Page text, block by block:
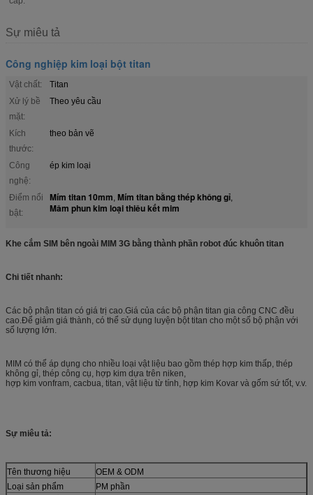
Sự miêu tả
Công nghiệp kim loại bột titan
Vật chất:
Titan
Xử lý bề
mặt:
Theo yêu cầu
Kích
thước:
theo bản vẽ
Công
nghệ:
ép kim loại
Điểm nổi
bật:
Mím titan 10mm, Mím titan bằng thép không gỉ,
Mâm phun kim loại thiêu kết mim
Khe cắm SIM bên ngoài MIM 3G bằng thành phần robot đúc khuôn titan
Chi tiết nhanh:
Các bộ phận titan có giá trị cao.Giá của các bộ phận titan gia công CNC đều
cao.Để giảm giá thành, có thể sử dụng luyện bột titan cho một số bộ phận với
số lượng lớn.
MIM có thể áp dụng cho nhiều loại vật liệu bao gồm thép hợp kim thấp, thép
không gỉ, thép công cụ, hợp kim dựa trên niken,
hợp kim vonfram, cacbua, titan, vật liệu từ tính, hợp kim Kovar và gốm sứ tốt, v.v.
Sự miêu tả:
Tên thương hiệu
OEM & ODM
Loại sản phẩm
PM phần